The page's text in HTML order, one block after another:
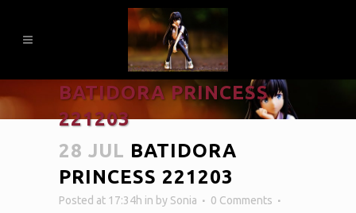
BATIDORA PRINCESS
221203
28 JUL BATIDORA
PRINCESS 221203
Posted at 17:34h in by Sonia
0 Comments